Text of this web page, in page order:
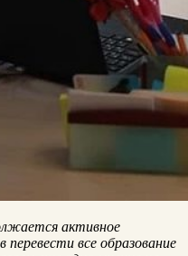
активное
все образование